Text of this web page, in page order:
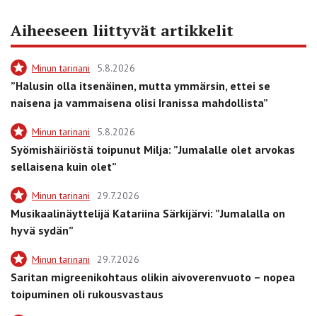
Aiheeseen liittyvät artikkelit
Minun tarinani 5.8.2026
”Halusin olla itsenäinen, mutta ymmärsin, ettei se
naisena ja vammaisena olisi Iranissa mahdollista”
Minun tarinani 5.8.2026
Syömishäiriöstä toipunut Milja: ”Jumalalle olet arvokas
sellaisena kuin olet”
Minun tarinani 29.7.2026
Musikaalinäyttelijä Katariina Särkijärvi: ”Jumalalla on
hyvä sydän”
Minun tarinani 29.7.2026
Saritan migreenikohtaus olikin aivoverenvuoto – nopea
toipuminen oli rukousvastaus